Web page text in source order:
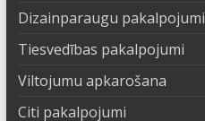
Dizainparaugu pakalpojumi
Tiesvedības pakalpojumi
Viltojumu apkarošana
Citi pakalpojumi